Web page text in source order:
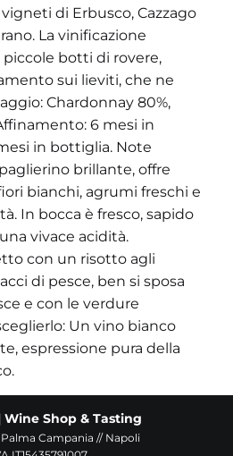
di Erbusco, Cazzago
La vinificazione
piccole botti di rovere,
sui lieviti, che ne
Chardonnay 80%,
6 mesi in
in bottiglia. Note
brillante, offre
bianchi, agrumi freschi e
In bocca è fresco, sapido
vivace acidità.
con un risotto agli
di pesce, ben si sposa
e con le verdure
Un vino bianco
espressione pura della
Wine Shop & Tasting
Campania // Napoli